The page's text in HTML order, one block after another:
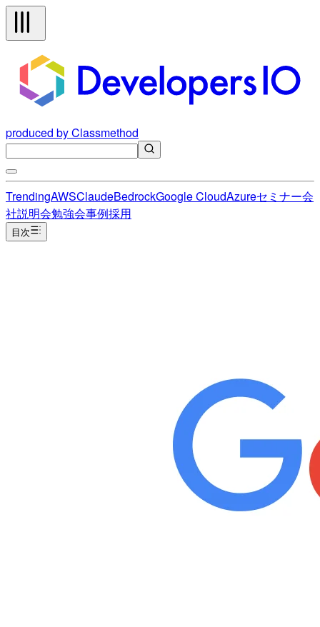
produced by Classmethod
TrendingAWSClaudeBedrockGoogle CloudAzureセミナー会
社説明会勉強会事例採用
目次